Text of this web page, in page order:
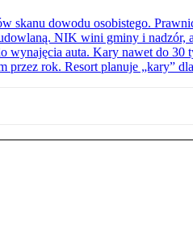
skanu dowodu osobistego.
NIK wini gminy i nadzór,
wynajęcia auta. Kary nawet do 30
przez rok. Resort planuje „kary”